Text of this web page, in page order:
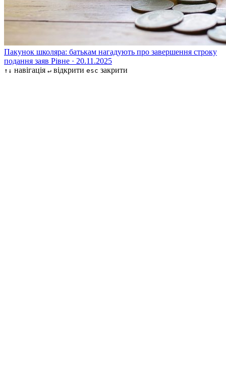
Пакунок школяра: батькам нагадують про завершення строку
подання заяв Рівне · 20.11.2025
↑↓ навігація ↵ відкрити esc закрити